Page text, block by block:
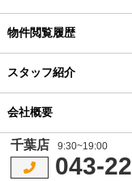
物件閲覧履歴
スタッフ紹介
会社概要
千葉店 9:30~19:00
043-